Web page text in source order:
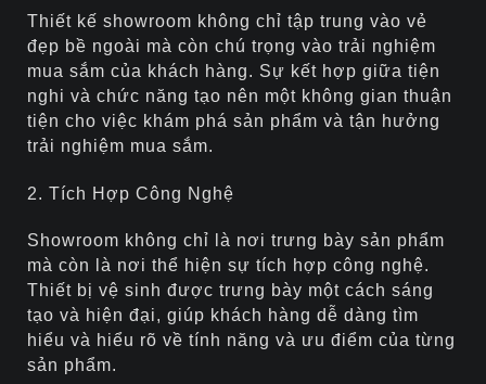
Thiết kế showroom không chỉ tập trung vào vẻ
đẹp bề ngoài mà còn chú trọng vào trải nghiệm
mua sắm của khách hàng. Sự kết hợp giữa tiện
nghi và chức năng tạo nên một không gian thuận
tiện cho việc khám phá sản phẩm và tận hưởng
trải nghiệm mua sắm.
2. Tích Hợp Công Nghệ
Showroom không chỉ là nơi trưng bày sản phẩm
mà còn là nơi thể hiện sự tích hợp công nghệ.
Thiết bị vệ sinh được trưng bày một cách sáng
tạo và hiện đại, giúp khách hàng dễ dàng tìm
hiểu và hiểu rõ về tính năng và ưu điểm của từng
sản phẩm.